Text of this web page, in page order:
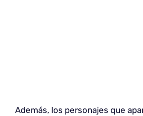
Además, los personajes que